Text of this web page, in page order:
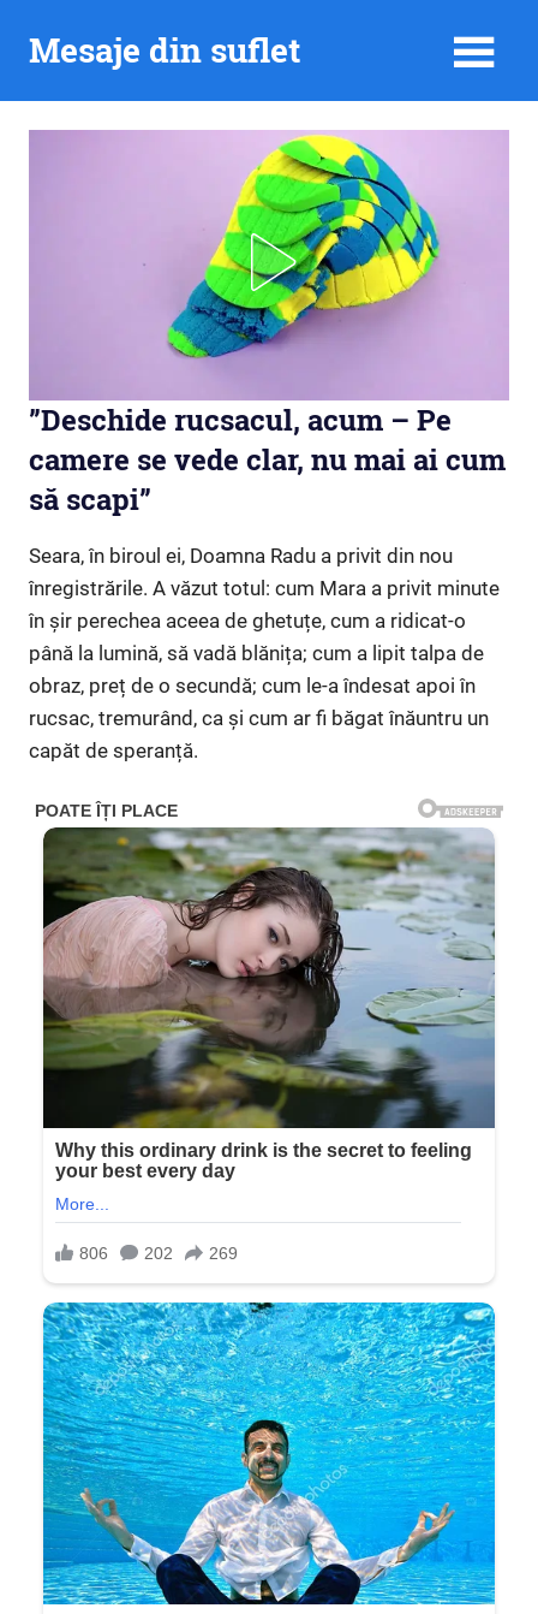
Mesaje din suflet
”Deschide rucsacul, acum – Pe
camere se vede clar, nu mai ai cum
să scapi”
Seara, în biroul ei, Doamna Radu a privit din nou
înregistrările. A văzut totul: cum Mara a privit minute
în șir perechea aceea de ghetuțe, cum a ridicat-o
până la lumină, să vadă blănița; cum a lipit talpa de
obraz, preț de o secundă; cum le-a îndesat apoi în
rucsac, tremurând, ca și cum ar fi băgat înăuntru un
capăt de speranță.